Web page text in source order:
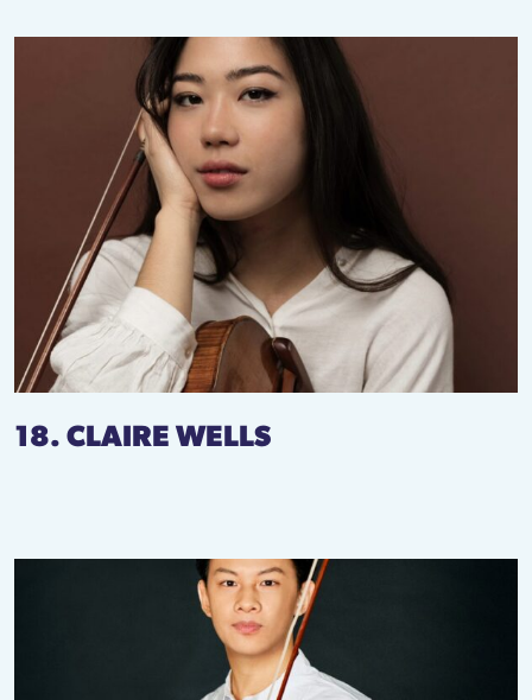
18. CLAIRE WELLS